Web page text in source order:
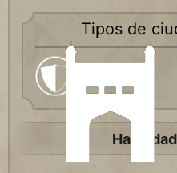
Tipos de